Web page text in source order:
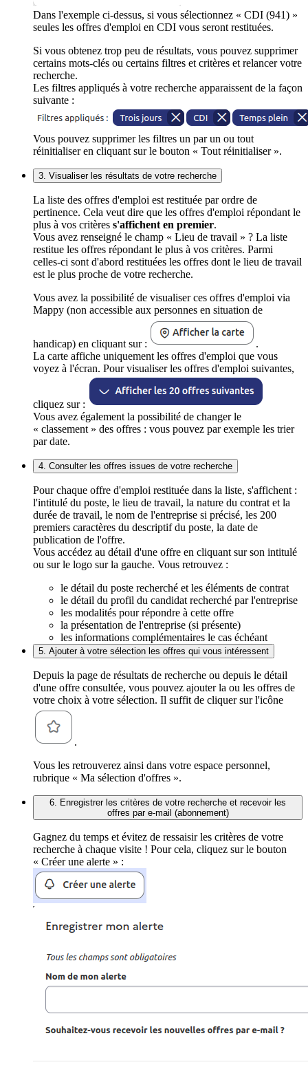
Dans l'exemple ci-dessus, si vous sélectionnez « CDI (941) »
seules les offres d'emploi en CDI vous seront restituées.
Si vous obtenez trop peu de résultats, vous pouvez supprimer
certains mots-clés ou certains filtres et critères et relancer votre
recherche.
Les filtres appliqués à votre recherche apparaissent de la façon
suivante :
Vous pouvez supprimer les filtres un par un ou tout
réinitialiser en cliquant sur le bouton « Tout réinitialiser ».
3. Visualiser les résultats de votre recherche
La liste des offres d'emploi est restituée par ordre de
pertinence. Cela veut dire que les offres d'emploi répondant le
plus à vos critères s'affichent en premier.
Vous avez renseigné le champ « Lieu de travail » ? La liste
restitue les offres répondant le plus à vos critères. Parmi
celles-ci sont d'abord restituées les offres dont le lieu de travail
est le plus proche de votre recherche.
Vous avez la possibilité de visualiser ces offres d'emploi via
Mappy (non accessible aux personnes en situation de
handicap) en cliquant sur :
.
La carte affiche uniquement les offres d'emploi que vous
voyez à l'écran. Pour visualiser les offres d'emploi suivantes,
cliquez sur :
Vous avez également la possibilité de changer le
« classement » des offres : vous pouvez par exemple les trier
par date.
4. Consulter les offres issues de votre recherche
Pour chaque offre d'emploi restituée dans la liste, s'affichent :
l'intitulé du poste, le lieu de travail, la nature du contrat et la
durée de travail, le nom de l'entreprise si précisé, les 200
premiers caractères du descriptif du poste, la date de
publication de l'offre.
Vous accédez au détail d'une offre en cliquant sur son intitulé
ou sur le logo sur la gauche. Vous retrouvez :
le détail du poste recherché et les éléments de contrat
le détail du profil du candidat recherché par l'entreprise
les modalités pour répondre à cette offre
la présentation de l'entreprise (si présente)
les informations complémentaires le cas échéant
5. Ajouter à votre sélection les offres qui vous intéressent
Depuis la page de résultats de recherche ou depuis le détail
d'une offre consultée, vous pouvez ajouter la ou les offres de
votre choix à votre sélection. Il suffit de cliquer sur l'icône
.
Vous les retrouverez ainsi dans votre espace personnel,
rubrique « Ma sélection d'offres ».
6. Enregistrer les critères de votre recherche et recevoir les
offres par e-mail (abonnement)
Gagnez du temps et évitez de ressaisir les critères de votre
recherche à chaque visite ! Pour cela, cliquez sur le bouton
« Créer une alerte » :